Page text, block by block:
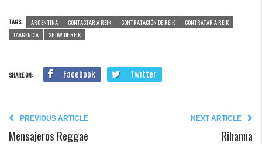
TAGS: ARGENTINA CONTACTAR A REIK CONTRATACIÓN DE REIK
CONTRATAR A REIK
LAAGENCIA
SHOW DE REIK
SHARE ON: Facebook Twitter
PREVIOUS ARTICLE
Mensajeros Reggae
NEXT ARTICLE
Rihanna